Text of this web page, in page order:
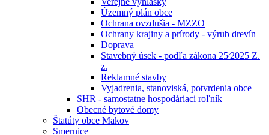
Územný plán obce
Ochrana ovzdušia - MZZO
Ochrany krajiny a prírody - výrub drevín
Doprava
Stavebný úsek - podľa zákona 25⁄2025 Z.
z.
Reklamné stavby
Vyjadrenia, stanoviská, potvrdenia obce
SHR - samostatne hospodáriaci roľník
Obecné bytové domy
Štatúty obce Makov
Smernice